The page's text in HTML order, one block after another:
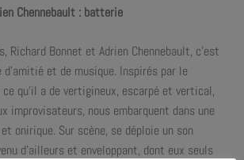
Chennebault : batterie
Richard Bonnet et Adrien Chennebault, c’est
et de musique. Inspirés par le
qu’il a de vertigineux, escarpé et vertical,
improvisateurs, nous embarquent dans une
onirique. Sur scène, se déploie un son
d’ailleurs et enveloppant, dont eux seuls